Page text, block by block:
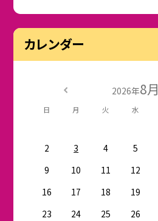
カレンダー
2026年8月
日 月 火 水
2
3 4 5
9
10 11 12
16
17 18 19
23
24 25 26